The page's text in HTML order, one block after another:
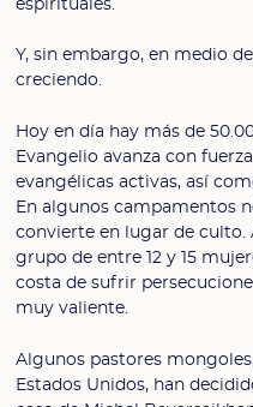
espirituales.
Y, sin embargo, en medio
creciendo.
Hoy en día hay más de
Evangelio avanza con
evangélicas activas, así
En algunos campamentos
convierte en lugar de culto.
grupo de entre 12 y 15
costa de sufrir
muy valiente.
Algunos pastores
Estados Unidos, han